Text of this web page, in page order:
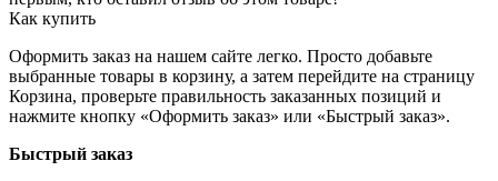
Как купить
Оформить заказ на нашем сайте легко. Просто добавьте
выбранные товары в корзину, а затем перейдите на страницу
Корзина, проверьте правильность заказанных позиций и
нажмите кнопку «Оформить заказ» или «Быстрый заказ».
Быстрый заказ